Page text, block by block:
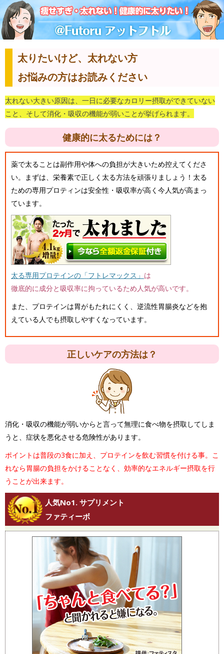
太りたいけど、太れない方
お悩みの方はお読みください
太れない大きい原因は、一日に必要なカロリー摂取ができていない
こと、そして消化・吸収の機能が弱いことが挙げられます。
健康的に太るためには？
薬で太ることは副作用や体への負担が大きいため控えてくださ
い。まずは、栄養素で正しく太る方法を頑張りましょう！太る
ための専用プロティンは安全性・吸収率が高く今人気が高まっ
ています。
太る専用プロテインの「フトレマックス」 は
徹底的に成分と吸収率に拘っているため人気が高いです。
また、プロテインは胃がもたれにくく、逆流性胃腸炎などを抱
えている人でも摂取しやすくなっています。
正しいケアの方法は？
消化・吸収の機能が弱いからと言って無理に食べ物を摂取してしま
うと、症状を悪化させる危険性があります。
ポイントは普段の3食に加え、プロテインを飲む習慣を付ける事。こ
れなら胃腸の負担をかけることなく、効率的なエネルギー摂取を行
うことが出来ます。
人気No1. サプリメント
ファティーボ